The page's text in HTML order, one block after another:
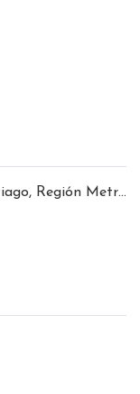
Metropolitana, Chile